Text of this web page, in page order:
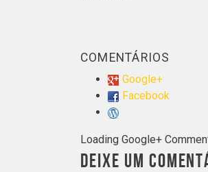
COMENTÁRIOS
Google+
Facebook
Loading Google+
DEIXE UM